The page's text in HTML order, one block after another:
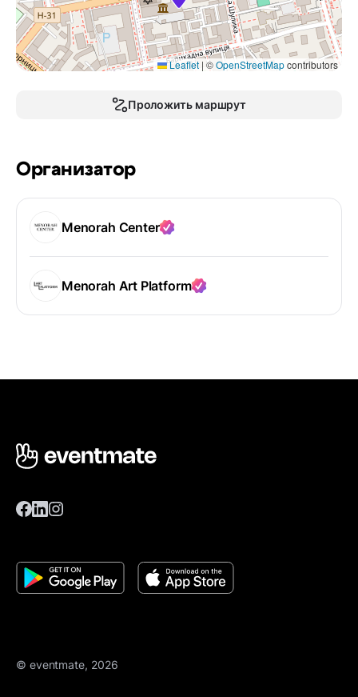
Leaflet | ©OpenStreetMapcontributors
Проложить маршрут
Организатор
Menorah Center
Menorah Art Platform
© eventmate, 2026